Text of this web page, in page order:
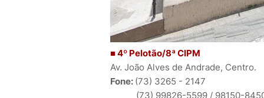
■ 4º Pelotão/8ª CIPM
Av. João Alves de Andrade, Centro.
Fone: (73) 3265 - 2147
(73) 99826-5599 / 98150-